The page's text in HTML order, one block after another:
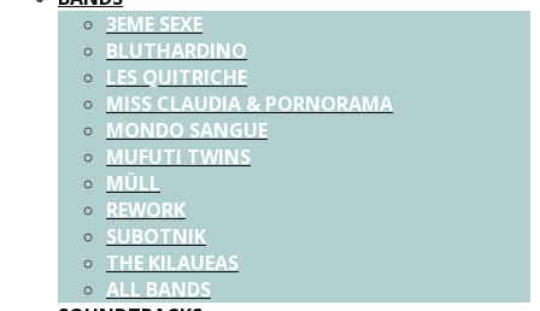
3EME SEXE
BLUTHARDINO
LES QUITRICHE
MISS CLAUDIA & PORNORAMA
MONDO SANGUE
MUFUTI TWINS
MÜLL
REWORK
SUBOTNIK
THE KILAUEAS
ALL BANDS